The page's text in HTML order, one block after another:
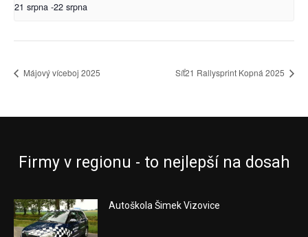
21 srpna -22 srpna
Májový víceboj 2025 Síť21 Rallysprint Kopná 2025
Firmy v regionu - to nejlepší na dosah
Autoškola Šimek Vizovice